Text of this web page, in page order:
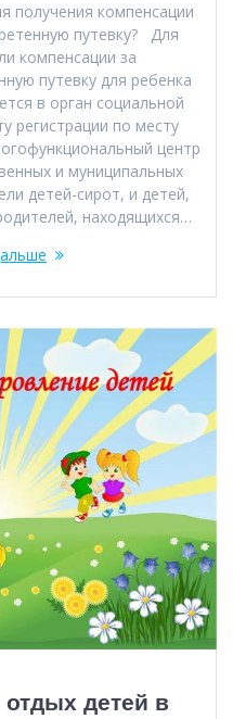
получения компенсации
путевку? Для
компенсации за
путевку для ребенка
в орган социальной
регистрации по месту
центр
и муниципальных
детей-сирот, и детей,
находящихся…
детей в